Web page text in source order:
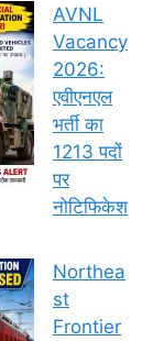
AVNL
Vacancy
2026:
एवीएनएल
भर्ती का
1213 पदों
पर
नोटिफिकेश
Northea
st
Frontier